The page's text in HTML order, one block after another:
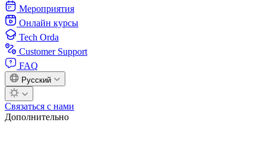
Мероприятия
Онлайн курсы
Tech Orda
Customer Support
FAQ
Русский
Связаться с нами
Дополнительно